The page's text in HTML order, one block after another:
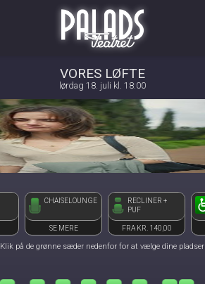
Palads Teatret
VORES LØFTE
lørdag 18. juli kl. 18:00
CHAISELOUNGE
SE MERE
RECLINER +
PUF
FRA KR. 140,00
Klik på de grønne sæder nedenfor for at vælge dine pladser
front03-cc 114501